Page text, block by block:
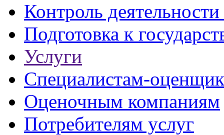
Контроль
Подготовка к
Услуги
Специалистам-
Оценочным компаниям
Потребителям услуг